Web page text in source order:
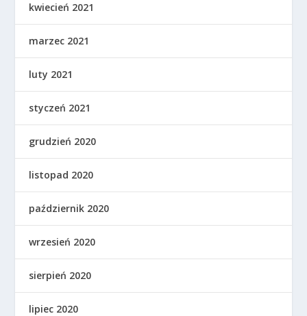
kwiecień 2021
marzec 2021
luty 2021
styczeń 2021
grudzień 2020
listopad 2020
październik 2020
wrzesień 2020
sierpień 2020
lipiec 2020